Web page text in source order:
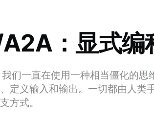
：显式编
们一直在使用一种相当僵化的思
定义输入和输出。一切都由人类
方式。